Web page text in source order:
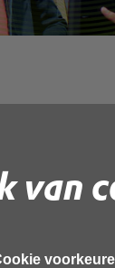
van